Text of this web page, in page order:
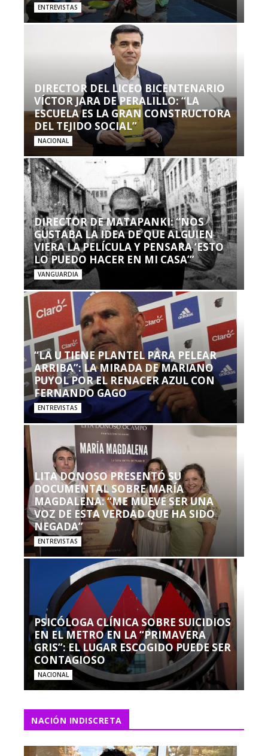
ENTREVISTAS
DIRECTOR DEL LICEO BICENTENARIO
VÍCTOR JARA DE PERALILLO: “LA
ESCUELA ES LA GRAN CONSTRUCTORA
DEL TEJIDO SOCIAL”
NACIONAL
DIRECTOR DE MATAPANKI: “NOS
GUSTABA LA IDEA DE QUE ALGUIEN
VIERA LA PELÍCULA Y PENSARA ‘ESTO
LO PUEDO HACER EN MI CASA’”
VANGUARDIA
“LA U TIENE PLANTEL PARA PELEAR
ARRIBA”: LA MIRADA DE MARIANO
PUYOL POR EL RENACER AZUL CON
FERNANDO GAGO
ENTREVISTAS
LITA DONOSO PRESENTÓ SU
DOCUMENTAL SOBRE MARÍA
MAGDALENA: “ME MUEVE SER UNA
VOZ DE ESTA VERDAD QUE HA SIDO
NEGADA”
ENTREVISTAS
PSICÓLOGA CLÍNICA SOBRE SUICIDIOS
EN EL METRO EN LA “PRIMAVERA
GRIS”: EL LUGAR ESCOGIDO PUEDE SER
CONTAGIOSO
NACIONAL
NACIÓN INDISCRETA